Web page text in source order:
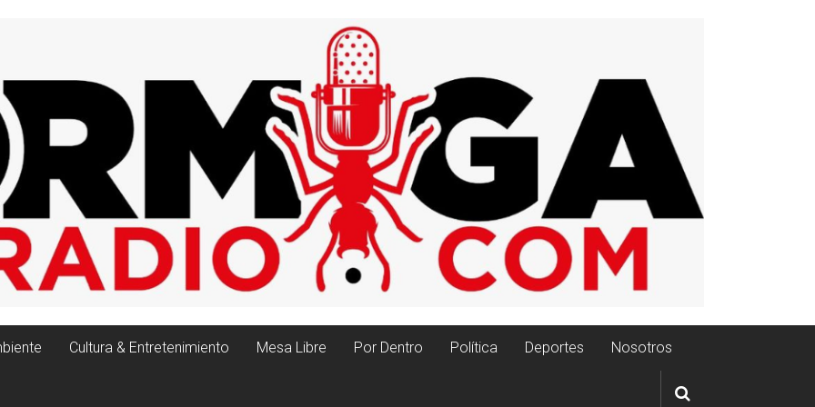
Cultura & Entretenimiento Mesa Libre Por Dentro Política Deportes Nosotros